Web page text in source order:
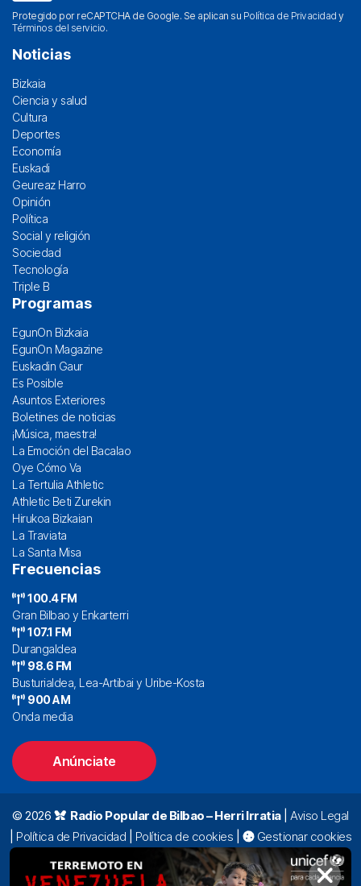
Protegido por reCAPTCHA de Google. Se aplican su Política de Privacidad y
Términos del servicio.
Noticias
Bizkaia
Ciencia y salud
Cultura
Deportes
Economía
Euskadi
Geureaz Harro
Opinión
Política
Social y religión
Sociedad
Tecnología
Triple B
Programas
EgunOn Bizkaia
EgunOn Magazine
Euskadin Gaur
Es Posible
Asuntos Exteriores
Boletines de noticias
¡Música, maestra!
La Emoción del Bacalao
Oye Cómo Va
La Tertulia Athletic
Athletic Beti Zurekin
Hirukoa Bizkaian
La Traviata
La Santa Misa
Frecuencias
100.4 FM
Gran Bilbao y Enkarterri
107.1 FM
Durangaldea
98.6 FM
Busturialdea, Lea-Artibai y Uribe-Kosta
900 AM
Onda media
Anúnciate
© 2026 Radio Popular de Bilbao – Herri Irratia| Aviso Legal
Política de Privacidad Política de cookies
Gestionar cookies
Alda. Mazarredo, 47 – 7º 48009 Bilbao |
94 423 92 00|
oyentes@radiopopular.com